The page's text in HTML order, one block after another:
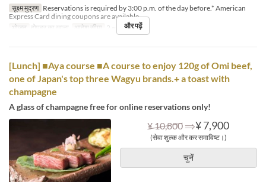
सूक्ष्म मुद्रण Reservations is required by 3:00 p.m. of the day before.* American
Express Card dining coupons are available.
भोजन
दोपहर का खाना आदेश सीमा 2 ~ 6 और पढ़ें
[Lunch] ■Aya course ■A course to enjoy 120g of Omi beef,
one of Japan's top three Wagyu brands.+ a toast with
champagne
A glass of champagne free for online reservations only!
¥ 10,800 ⇒¥ 7,900
(सेवा शुल्क और कर समाविष्ट।)
चुनें